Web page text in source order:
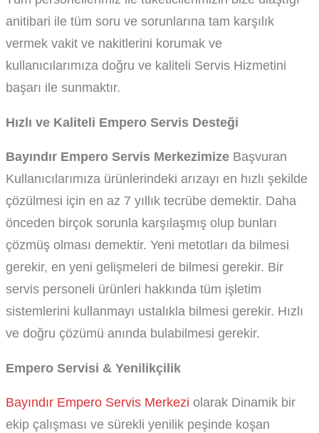
anitibari ile tüm soru ve sorunlarına tam karşılık
vermek vakit ve nakitlerini korumak ve
kullanıcılarımıza doğru ve kaliteli Servis Hizmetini
başarı ile sunmaktır.
Hızlı ve Kaliteli Empero Servis Desteği
Bayındır Empero Servis Merkezimize Başvuran
Kullanıcılarımıza ürünlerindeki arızayı en hızlı şekilde
çözülmesi için en az 7 yıllık tecrübe demektir. Daha
önceden birçok sorunla karşılaşmış olup bunları
çözmüş olması demektir. Yeni metotları da bilmesi
gerekir, en yeni gelişmeleri de bilmesi gerekir. Bir
servis personeli ürünleri hakkında tüm işletim
sistemlerini kullanmayı ustalıkla bilmesi gerekir. Hızlı
ve doğru çözümü anında bulabilmesi gerekir.
Empero Servisi & Yenilikçilik
Bayındır Empero Servis Merkezi olarak Dinamik bir
ekip çalışması ve sürekli yenilik peşinde koşan